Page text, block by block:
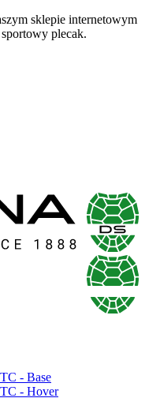
sklepie internetowym
plecak.